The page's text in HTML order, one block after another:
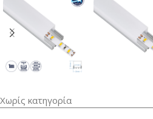
Χωρίς κατηγορία